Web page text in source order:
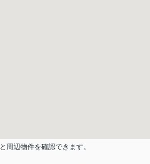
周辺物件を確認できます。